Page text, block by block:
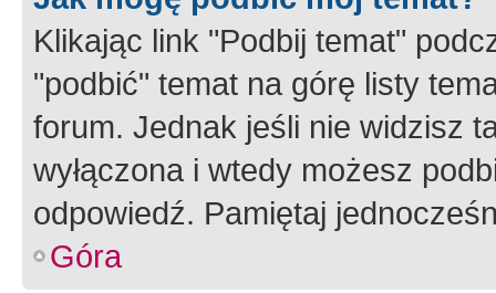
Klikając link "Podbij temat"
"podbić" temat na górę listy
forum. Jednak jeśli nie widzisz
wyłączona i wtedy możesz
odpowiedź. Pamiętaj
Góra